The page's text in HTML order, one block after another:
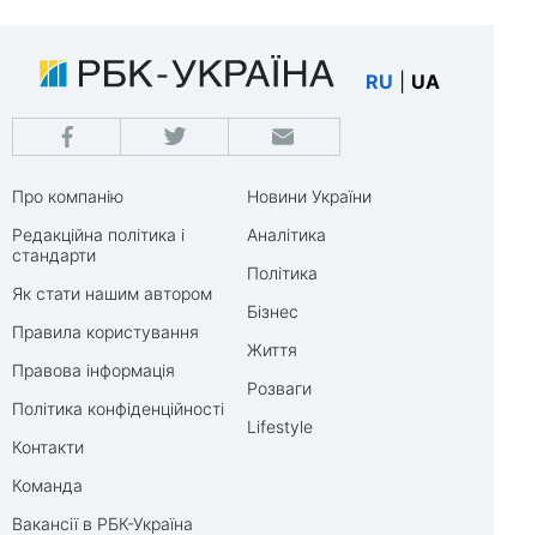
RU UA
Про компанію
Редакційна політика і
стандарти
Як стати нашим автором
Правила користування
Правова інформація
Політика конфіденційності
Контакти
Команда
Вакансії в РБК-Україна
Новини України
Аналітика
Політика
Бізнес
Життя
Розваги
Lifestyle